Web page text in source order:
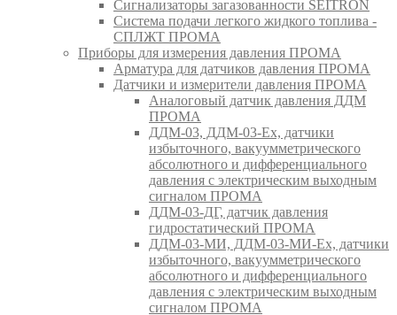
Сигнализаторы загазованности SEITRON
Система подачи легкого жидкого топлива -
СПЛЖТ ПРОМА
Приборы для измерения давления ПРОМА
Арматура для датчиков давления ПРОМА
Датчики и измерители давления ПРОМА
Аналоговый датчик давления ДДМ
ПРОМА
ДДМ-03, ДДМ-03-Ех, датчики
избыточного, вакуумметрического
абсолютного и дифференциального
давления с электрическим выходным
сигналом ПРОМА
ДДМ-03-ДГ, датчик давления
гидростатический ПРОМА
ДДМ-03-МИ, ДДМ-03-МИ-Ех, датчики
избыточного, вакуумметрического
абсолютного и дифференциального
давления с электрическим выходным
сигналом ПРОМА